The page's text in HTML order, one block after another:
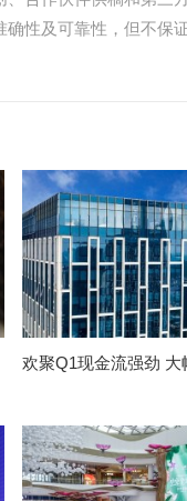
性及可靠性，但不保
欢聚Q1现金流强劲